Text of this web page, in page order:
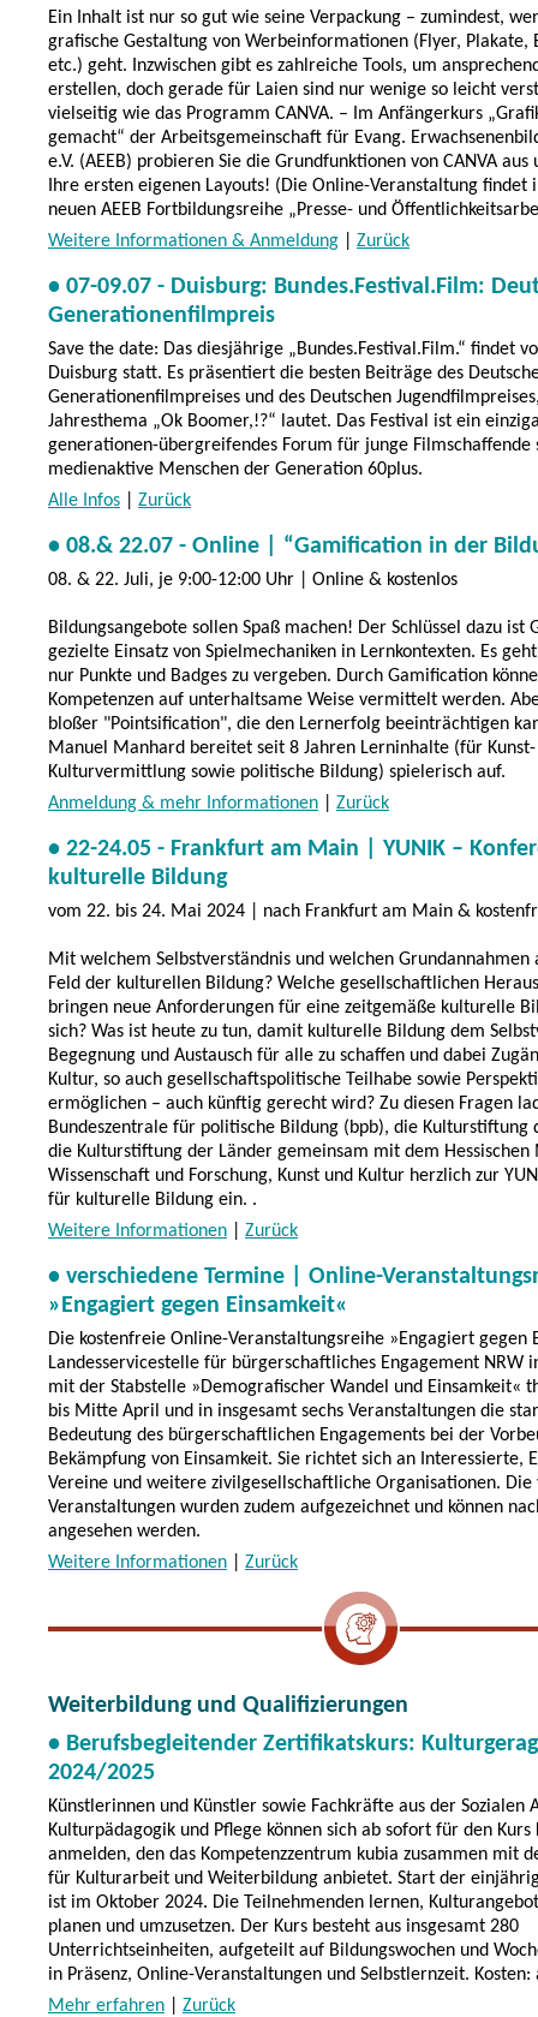
Ein Inhalt ist nur so gut wie seine Verpackung – zumindest,
grafische Gestaltung von Werbeinformationen (Flyer, Plakate,
etc.) geht. Inzwischen gibt es zahlreiche Tools, um
erstellen, doch gerade für Laien sind nur wenige so leicht
vielseitig wie das Programm CANVA. – Im Anfängerkurs
gemacht“ der Arbeitsgemeinschaft für Evang.
e.V. (AEEB) probieren Sie die Grundfunktionen von CANVA aus
Ihre ersten eigenen Layouts! (Die Online-Veranstaltung findet
neuen AEEB Fortbildungsreihe „Presse- und
Weitere Informationen & Anmeldung
Zurück
• 07-09.07 - Duisburg: Bundes.Festival.Film:
Generationenfilmpreis
Save the date: Das diesjährige „Bundes.Festival.Film.“ findet
Duisburg statt. Es präsentiert die besten Beiträge des
Generationenfilmpreises und des Deutschen
Jahresthema „Ok Boomer,!?“ lautet. Das Festival ist ein
generationen-übergreifendes Forum für junge Filmschaffende
medienaktive Menschen der Generation 60plus.
Alle Infos
Zurück
• 08.& 22.07 - Online | “Gamification in der
08. & 22. Juli, je 9:00-12:00 Uhr | Online & kostenlos
Bildungsangebote sollen Spaß machen! Der Schlüssel dazu ist
gezielte Einsatz von Spielmechaniken in Lernkontexten. Es
nur Punkte und Badges zu vergeben. Durch Gamification
Kompetenzen auf unterhaltsame Weise vermittelt werden.
bloßer "Pointsification", die den Lernerfolg beeinträchtigen
Manuel Manhard bereitet seit 8 Jahren Lerninhalte (für
Kulturvermittlung sowie politische Bildung) spielerisch auf.
Anmeldung & mehr Informationen
Zurück
• 22-24.05 - Frankfurt am Main | YUNIK –
kulturelle Bildung
vom 22. bis 24. Mai 2024 | nach Frankfurt am Main &
Mit welchem Selbstverständnis und welchen
Feld der kulturellen Bildung? Welche gesellschaftlichen
bringen neue Anforderungen für eine zeitgemäße kulturelle
sich? Was ist heute zu tun, damit kulturelle Bildung dem
Begegnung und Austausch für alle zu schaffen und dabei
Kultur, so auch gesellschaftspolitische Teilhabe sowie
ermöglichen – auch künftig gerecht wird? Zu diesen Fragen
Bundeszentrale für politische Bildung (bpb), die Kulturstiftung
die Kulturstiftung der Länder gemeinsam mit dem
Wissenschaft und Forschung, Kunst und Kultur herzlich zur
für kulturelle Bildung ein. .
Weitere Informationen
Zurück
• verschiedene Termine | Online-
»Engagiert gegen Einsamkeit«
Die kostenfreie Online-Veranstaltungsreihe »Engagiert gegen
Landesservicestelle für bürgerschaftliches Engagement NRW
mit der Stabstelle »Demografischer Wandel und Einsamkeit«
bis Mitte April und in insgesamt sechs Veranstaltungen die
Bedeutung des bürgerschaftlichen Engagements bei der
Bekämpfung von Einsamkeit. Sie richtet sich an Interessierte,
Vereine und weitere zivilgesellschaftliche Organisationen. Die
Veranstaltungen wurden zudem aufgezeichnet und können
angesehen werden.
Weitere Informationen
Zurück
Weiterbildung und Qualifizierungen
• Berufsbegleitender Zertifikatskurs:
2024/2025
Künstlerinnen und Künstler sowie Fachkräfte aus der Sozialen
Kulturpädagogik und Pflege können sich ab sofort für den
anmelden, den das Kompetenzzentrum kubia zusammen mit
für Kulturarbeit und Weiterbildung anbietet. Start der
ist im Oktober 2024. Die Teilnehmenden lernen,
planen und umzusetzen. Der Kurs besteht aus insgesamt 280
Unterrichtseinheiten, aufgeteilt auf Bildungswochen und
in Präsenz, Online-Veranstaltungen und Selbstlernzeit. Kosten:
Mehr erfahren
Zurück